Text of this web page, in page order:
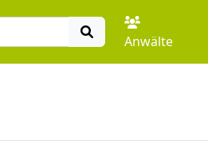
Anwälte